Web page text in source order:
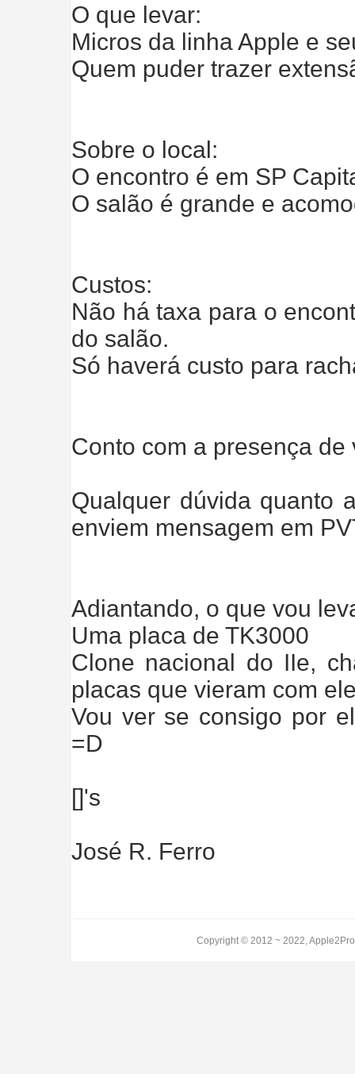
O que levar:
Micros da linha Apple e
Quem puder trazer
Sobre o local:
O encontro é em SP
O salão é grande e
Custos:
Não há taxa para o
do salão.
Só haverá custo para
Conto com a presença de
Qualquer dúvida quanto
enviem mensagem em
Adiantando, o que vou
Uma placa de TK3000
Clone nacional do IIe,
placas que vieram com
Vou ver se consigo por
=D
[]'s
José R. Ferro
Copyright © 2012 ~ 2022,